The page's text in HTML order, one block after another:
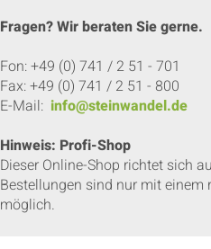
Fragen? Wir beraten Sie gerne.
Fon: +49 (0) 741 / 2 51 - 701
Fax: +49 (0) 741 / 2 51 - 800
E-Mail: info@steinwandel.de
Hinweis: Profi-Shop
Dieser Online-Shop richtet sich
Bestellungen sind nur mit
möglich.